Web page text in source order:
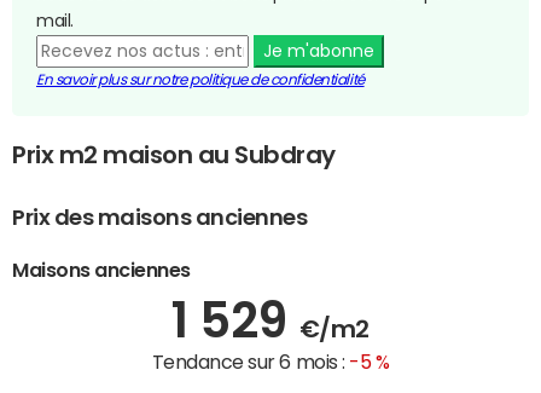
mail.
Je m'abonne
En savoir plus sur notre politique de confidentialité
Prix m2 maison au Subdray
Prix des maisons anciennes
Maisons anciennes
1 529 €/m2
Tendance sur 6 mois : -5 %